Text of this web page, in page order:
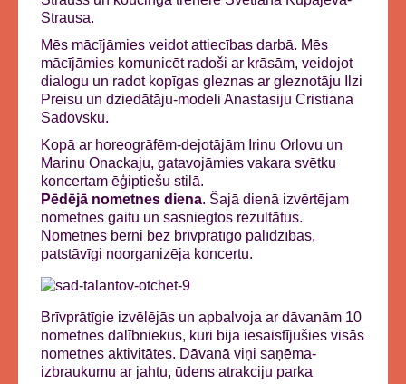
Strausa.
Mēs mācījāmies veidot attiecības darbā. Mēs
mācījāmies komunicēt radoši ar krāsām, veidojot
dialogu un radot kopīgas gleznas ar gleznotāju Ilzi
Preisu un dziedātāju-modeli Anastasiju Cristiana
Sadovsku.
Kopā ar horeogrāfēm-dejotājām Irinu Orlovu un
Marinu Onackaju, gatavojāmies vakara svētku
koncertam ēģiptiešu stilā.
Pēdējā nometnes diena. Šajā dienā izvērtējam
nometnes gaitu un sasniegtos rezultātus.
Nometnes bērni bez brīvprātīgo palīdzības,
patstāvīgi noorganizēja koncertu.
Brīvprātīgie izvēlējās un apbalvoja ar dāvanām 10
nometnes dalībniekus, kuri bija iesaistījušies visās
nometnes aktivitātes. Dāvanā viņi saņēma-
izbraukumu ar jahtu, ūdens atrakciju parka